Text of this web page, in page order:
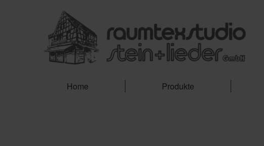
Home Produkte